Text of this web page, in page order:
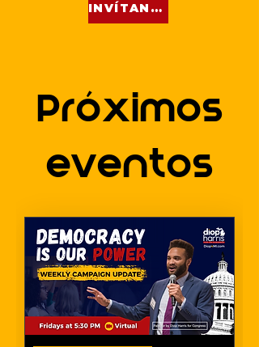
INVÍTANOS
Próximos
eventos